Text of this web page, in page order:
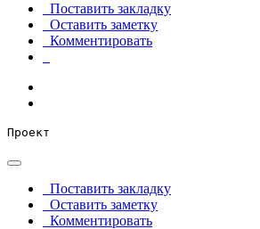
Поставить закладку
Оставить заметку
Комментировать
Проект
Поставить закладку
Оставить заметку
Комментировать